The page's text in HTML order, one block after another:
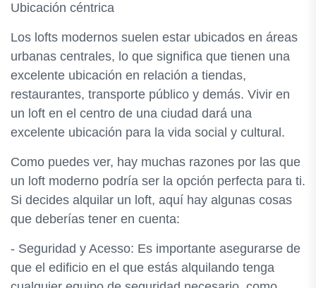
Ubicación céntrica
Los lofts modernos suelen estar ubicados en áreas
urbanas centrales, lo que significa que tienen una
excelente ubicación en relación a tiendas,
restaurantes, transporte público y demás. Vivir en
un loft en el centro de una ciudad dará una
excelente ubicación para la vida social y cultural.
Como puedes ver, hay muchas razones por las que
un loft moderno podría ser la opción perfecta para ti.
Si decides alquilar un loft, aquí hay algunas cosas
que deberías tener en cuenta:
- Seguridad y Acesso: Es importante asegurarse de
que el edificio en el que estás alquilando tenga